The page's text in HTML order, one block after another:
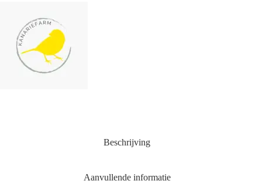
Beschrijving
Aanvullende informatie